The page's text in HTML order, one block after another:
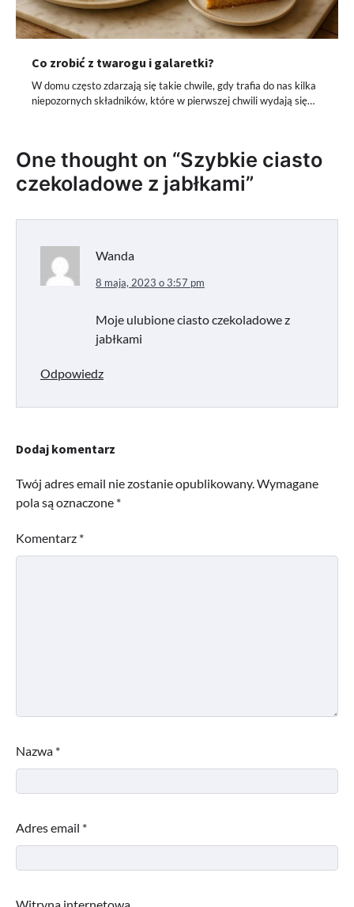
Co zrobić z twarogu i galaretki?
W domu często zdarzają się takie chwile, gdy trafia do nas kilka
niepozornych składników, które w pierwszej chwili wydają się…
One thought on “Szybkie ciasto
czekoladowe z jabłkami”
Wanda
8 maja, 2023 o 3:57 pm
Moje ulubione ciasto czekoladowe z
jabłkami
Odpowiedz
Dodaj komentarz
Twój adres email nie zostanie opublikowany.Wymagane
pola są oznaczone *
Komentarz *
Nazwa *
Adres email *